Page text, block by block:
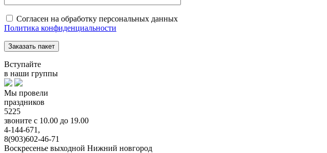
Согласен на обработку персональных данных
Политика конфиденциальности
Вступайте
в наши группы
Мы провели
праздников
5225
звоните с 10.00 до 19.00
4-144-671,
8(903)602-46-71
Воскресенье выходной Нижний новгород